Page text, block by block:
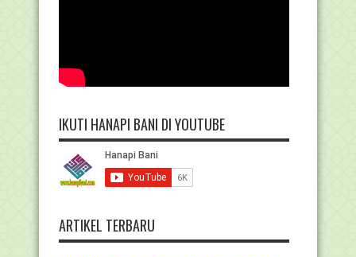
IKUTI HANAPI BANI DI YOUTUBE
ARTIKEL TERBARU